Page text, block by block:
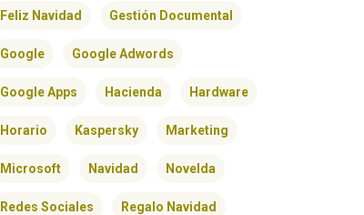
Feliz Navidad Gestión Documental
Google Google Adwords
Google Apps Hacienda Hardware
Horario Kaspersky Marketing
Microsoft Navidad Novelda
Redes Sociales Regalo Navidad